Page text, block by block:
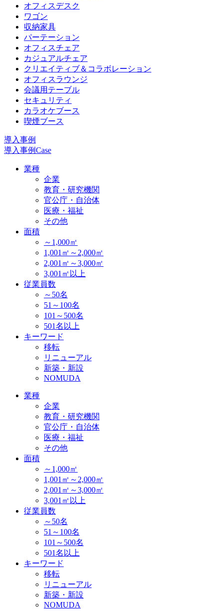
オフィスデスク
ワゴン
収納家具
パーテーション
オフィスチェア
カジュアルチェア
クリエイティブ＆コラボレーション
オフィスラウンジ
会議用テーブル
セキュリティ
カラオケブース
喫煙ブース
導入事例
導入事例Case
業種
企業
教育・研究機関
官公庁・自治体
医療・福祉
その他
面積
～1,000㎡
1,001㎡～2,000㎡
2,001㎡～3,000㎡
3,001㎡以上
従業員数
～50名
51～100名
101～500名
501名以上
キーワード
移転
リニューアル
新築・新設
NOMUDA
業種
企業
教育・研究機関
官公庁・自治体
医療・福祉
その他
面積
～1,000㎡
1,001㎡～2,000㎡
2,001㎡～3,000㎡
3,001㎡以上
従業員数
～50名
51～100名
101～500名
501名以上
キーワード
移転
リニューアル
新築・新設
NOMUDA